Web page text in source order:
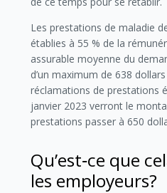
Les prestations de maladie
établies à 55 % de la
assurable moyenne du
d’un maximum de 638
réclamations de prestations
janvier 2023 verront le
prestations passer à 650
Qu’est‑ce que
les employeurs?